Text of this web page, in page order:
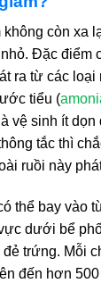
không còn xa
Đặc điểm
ra từ các loại
tiểu (
vệ sinh ít
tắc thì
ruồi này
thể bay vào
dưới bể
trứng. Mỗi
đến hơn